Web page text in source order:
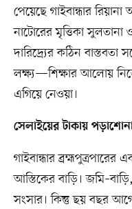
পেয়েছে গাইবান্ধার
নাটোরের মৃত্তিকা সুলতানা
দারিদ্র্যের কঠিন
লক্ষ্য—শিক্ষার আলোয়
এগিয়ে নেওয়া।
সেলাইয়ের টাকায়
গাইবান্ধার ব্রহ্মপুত্রপারের
আস্তিকের বাড়ি।
সংসার। কিন্তু ছয় বছর